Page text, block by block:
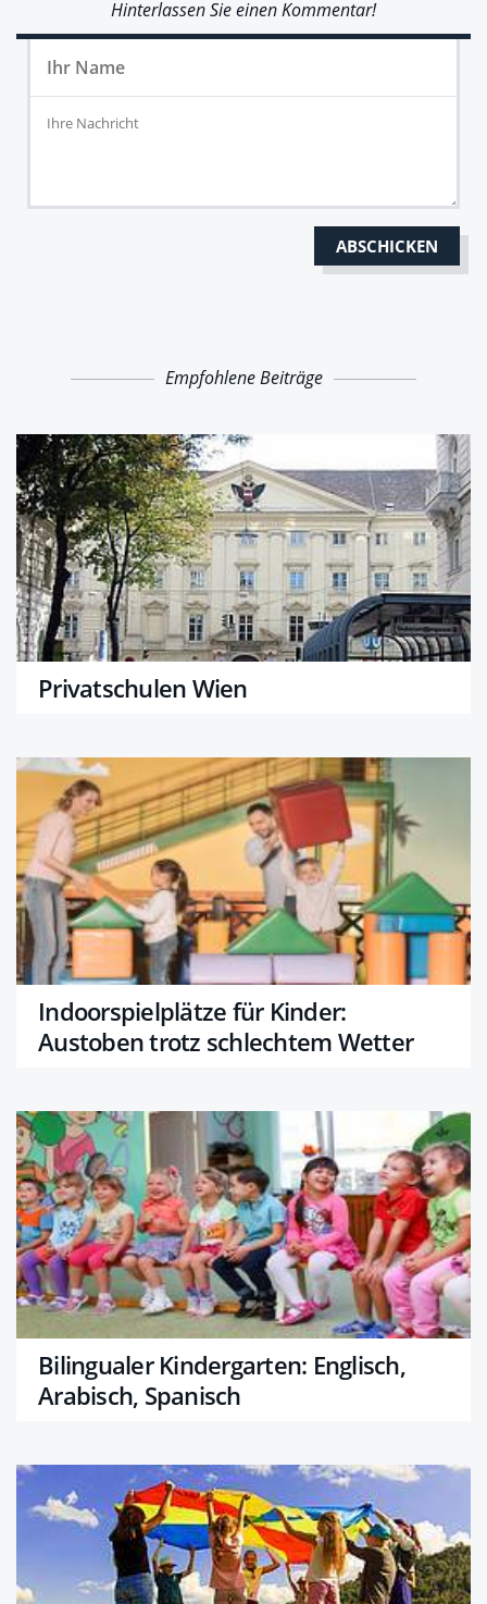
Hinterlassen Sie einen Kommentar!
Empfohlene Beiträge
Privatschulen Wien
Indoorspielplätze für Kinder:
Austoben trotz schlechtem Wetter
Bilingualer Kindergarten: Englisch,
Arabisch, Spanisch